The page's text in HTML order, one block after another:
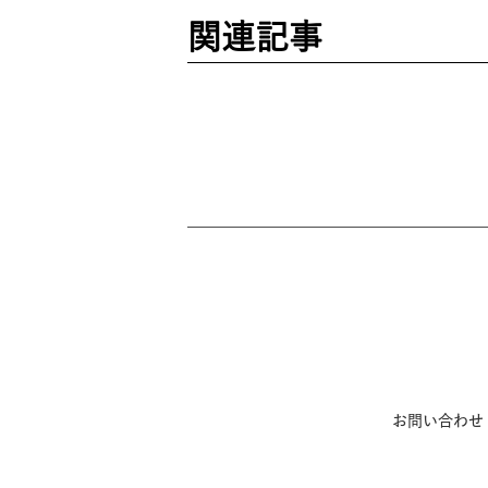
関連記事
お問い合わせ